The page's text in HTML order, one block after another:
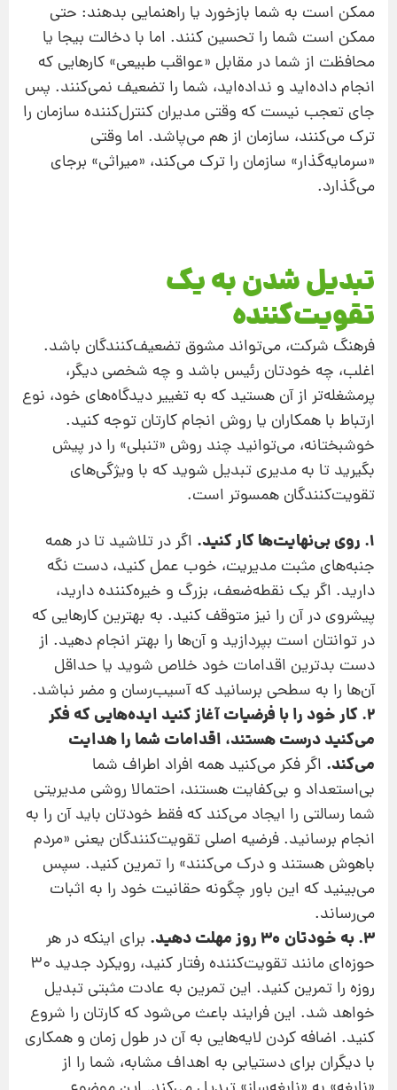
ممکن است به شما بازخورد یا راهنمایی بدهند: حتی
ممکن است شما را تحسین کنند. اما با دخالت بیجا یا
محافظت از شما در مقابل «عواقب طبیعی» کارهایی که
انجام داده‌اید و نداده‌اید، شما را تضعیف نمی‌کنند. پس
جای تعجب نیست که وقتی مدیران کنترل‌‌کننده سازمان را
ترک می‌کنند، سازمان از هم می‌پاشد. اما وقتی
«سرمایه‌گذار» سازمان را ترک می‌کند،‌ «میراثی» برجای
می‌گذارد.
تبدیل شدن به یک
تقویت‌کننده
فرهنگ شرکت، می‌تواند مشوق تضعیف‌کنندگان باشد.
اغلب، چه خودتان رئیس باشد و چه شخصی دیگر،‌
پرمشغله‌تر از آن هستید که به تغییر دیدگاه‌های خود، نوع
ارتباط با همکاران یا روش انجام کارتان توجه کنید.
خوشبختانه، می‌توانید چند روش «تنبلی» را در پیش
بگیرید تا به‌ مدیری تبدیل شوید که با ویژگی‌های
تقویت‌کنندگان همسوتر است.
1. روی بی‌نهایت‌ها کار کنید.
اگر در تلاشید تا در همه
جنبه‌های مثبت مدیریت، خوب عمل کنید،‌ دست نگه
دارید. اگر یک نقطه‌ضعف، بزرگ و خیره‌کننده دارید،
پیشروی در آن را نیز متوقف کنید. به بهترین کارهایی که
در توانتان است بپردازید و آن‌ها را بهتر انجام دهید. از
دست بدترین اقدامات خود خلاص شوید یا حداقل
آن‌ها را به سطحی برسانید که آسیب‌رسان و مضر نباشد.
2. کار خود را با فرضیات آغاز کنید ایده‌‌هایی که فکر
می‌کنید درست هستند، اقدامات شما را هدایت
می‌کند. اگر فکر می‌کنید همه افراد اطراف شما
بی‌استعداد و بی‌کفایت هستند، احتمالا روشی مدیریتی
شما رسالتی را ایجاد می‌کند که فقط خودتان باید آن را به
انجام برسانید. فرضیه اصلی تقویت‌کنندگان یعنی «مردم
باهوش هستند و درک می‌کنند» را تمرین کنید. سپس
می‌بینید که این باور چگونه حقانیت خود را به اثبات
می‌رساند.
3. به خودتان 30 روز مهلت دهید.
برای اینکه در هر
حوزه‌ای مانند تقویت‌کننده رفتار کنید،‌ رویکرد جدید 30
روزه را تمرین کنید. این تمرین به عادت مثبتی تبدیل
خواهد شد. این فرایند باعث می‌شود که کارتان را شروع
کنید. اضافه‌ کردن لایه‌هایی به آن در طول زمان و همکاری
با دیگران برای دستیابی به اهداف مشابه، شما را از